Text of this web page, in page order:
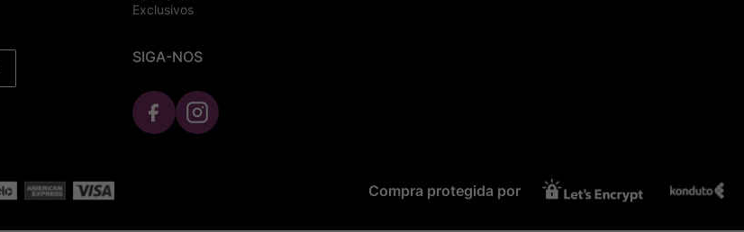
Exclusivos
SIGA-NOS
Compra protegida por